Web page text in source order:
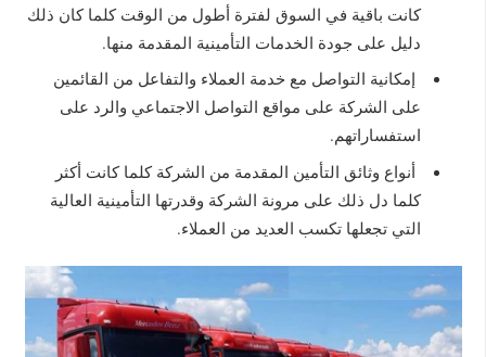
كانت باقية في السوق لفترة أطول من الوقت كلما كان ذلك
دليل على جودة الخدمات التأمينية المقدمة منها.
إمكانية التواصل مع خدمة العملاء والتفاعل من القائمين
على الشركة على مواقع التواصل الاجتماعي والرد على
استفساراتهم.
أنواع وثائق التأمين المقدمة من الشركة كلما كانت أكثر
كلما دل ذلك على مرونة الشركة وقدرتها التأمينية العالية
التي تجعلها تكسب العديد من العملاء.